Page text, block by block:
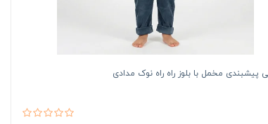
پیشبندی مخمل با بلوز راه راه نوک مدادی